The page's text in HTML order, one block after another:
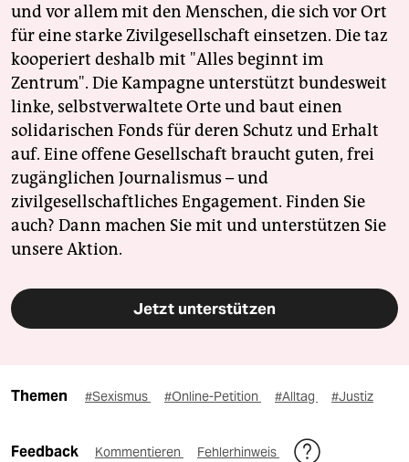
und vor allem mit den Menschen, die sich vor Ort
für eine starke Zivilgesellschaft einsetzen. Die taz
kooperiert deshalb mit "Alles beginnt im
Zentrum". Die Kampagne unterstützt bundesweit
linke, selbstverwaltete Orte und baut einen
solidarischen Fonds für deren Schutz und Erhalt
auf. Eine offene Gesellschaft braucht guten, frei
zugänglichen Journalismus – und
zivilgesellschaftliches Engagement. Finden Sie
auch? Dann machen Sie mit und unterstützen Sie
unsere Aktion.
Jetzt unterstützen
Themen #Sexismus #Online-Petition #Alltag #Justiz
Feedback Kommentieren Fehlerhinweis